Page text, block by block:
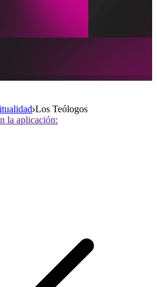
Los Teólogos
la aplicación: